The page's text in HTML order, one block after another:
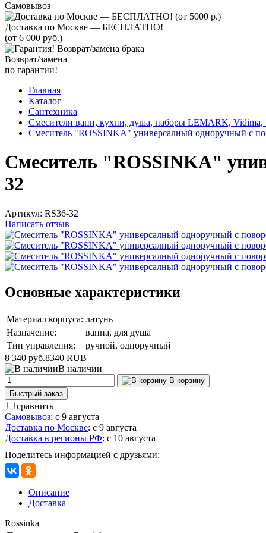
Самовывоз
Доставка по Москве — БЕСПЛАТНО!
(от 6 000 руб.)
Возврат/замена
по гарантии!
Главная
Каталог
Сантехника
Смесители ванн, кухни, душа, наборы LEMARK, Vidima,
Смеситель "ROSSINKA" универсалный одноручный с
Смеситель "ROSSINKA"
32
Артикул: RS36-32
Написать отзыв
Основные характеристики
Материал корпуса: латунь
Назначение:
ванна, для душа
Тип управления:
ручной, одноручный
8 340 руб.8340 RUB
В наличии
В корзину
Быстрый заказ
сравнить
Самовывоз: с 9 августа
Доставка по Москве: с 9 августа
Доставка в регионы РФ: с 10 августа
Поделитесь информацией с друзьями:
Описание
Доставка
Rossinka